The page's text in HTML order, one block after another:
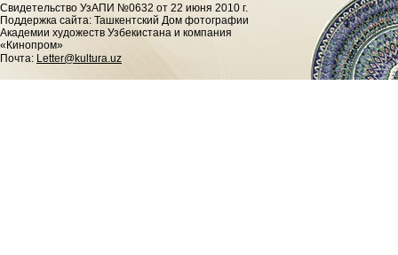
Cвидетельство УзАПИ №0632 от 22 июня 2010 г.
Поддержка сайта: Ташкентский Дом фотографии
Академии художеств Узбекистана и компания
«Кинопром»
Почта: Letter@kultura.uz